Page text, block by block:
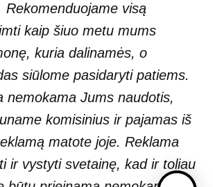
Rekomenduojame visą
kaip šiuo metu mums
kuria dalinamės, o
siūlome pasidaryti patiems.
nemokama Jums naudotis,
komisinius ir pajamas iš
matote joje. Reklama
ir vystyti svetainę, kad ir toliau